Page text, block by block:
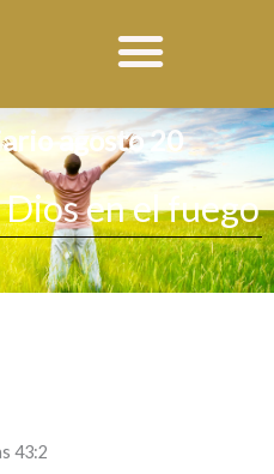
agosto 20
en el fuego
43:2